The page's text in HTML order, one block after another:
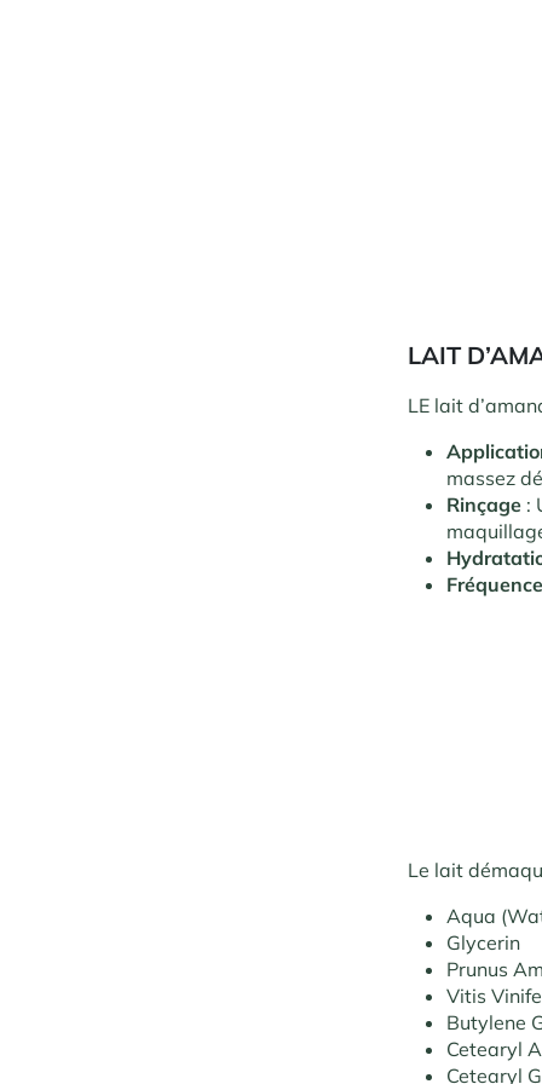
LAIT
LE lait
massez
Rinçage :
Fréquence
Le lait
Aqua
Glycerin
Prunus
Vitis
Butylene
Cetearyl
Cetearyl